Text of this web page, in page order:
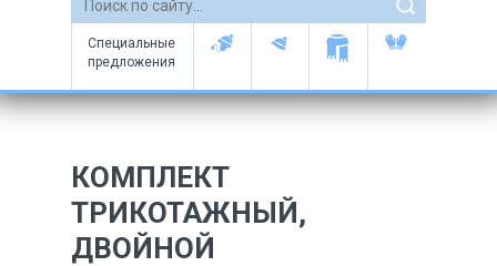
Специальные
предложения
КОМПЛЕКТ
ТРИКОТАЖНЫЙ,
ДВОЙНОЙ